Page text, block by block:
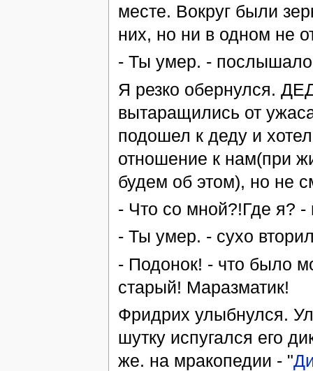
месте. Вокруг были
них, но ни в одном не
- Ты умер. -
Я резко обернулся.
вытаращились от
подошел к деду и
отношение к нам(при
будем об этом), но не
- Что со мной?!Где я? -
- Ты умер. - сухо
- Подонок! - что было
старый! Маразматик!
Фридрих улыбнулся.
шутку испугался его
же. на мракопедии - "